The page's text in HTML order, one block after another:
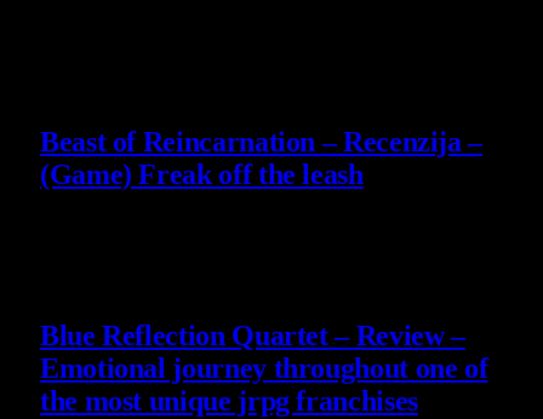
Beast of Reincarnation – Recenzija –
(Game) Freak off the leash
Blue Reflection Quartet – Review –
Emotional journey throughout one of
the most unique jrpg franchises